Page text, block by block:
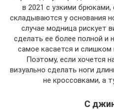
в 2021 с узкими
складываются у основания
случае модница рискует
сделать ее более полной и
самое касается и
Поэтому, если хочется
визуально сделать ноги
не кроссовками, а
С